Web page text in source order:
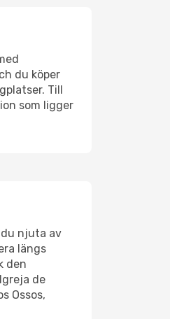
du köper
Till
som ligger
du njuta av
längs
den
de
Ossos,